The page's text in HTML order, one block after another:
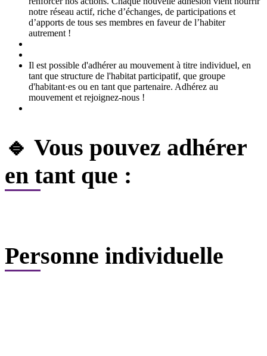
notre réseau actif, riche d’échanges, de participations et
d’apports de tous ses membres en faveur de l’habiter
autrement !
Il est possible d'adhérer au mouvement à titre individuel, en
tant que structure de l'habitat participatif, que groupe
d'habitant·es ou en tant que partenaire. Adhérez au
mouvement et rejoignez-nous !
🔹 Vous pouvez adhérer
en tant que :
Personne individuelle